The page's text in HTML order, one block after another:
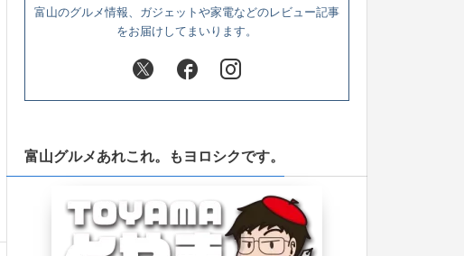
富山のグルメ情報、ガジェットや家電などのレビュー記事
をお届けしてまいります。
富山グルメあれこれ。もヨロシクです。